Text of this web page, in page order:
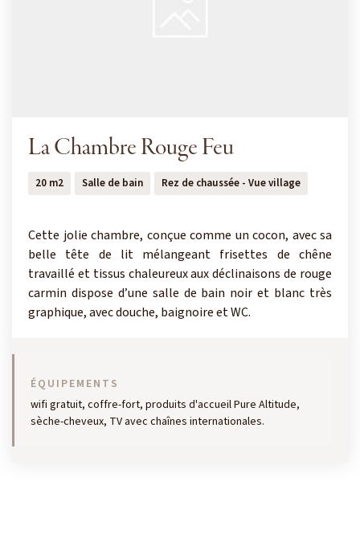
La Chambre Rouge Feu
20 m2 Salle de bain Rez de chaussée - Vue village
Cette jolie chambre, conçue comme un cocon, avec sa
belle tête de lit mélangeant frisettes de chêne
travaillé et tissus chaleureux aux déclinaisons de rouge
carmin dispose d’une salle de bain noir et blanc très
graphique, avec douche, baignoire et WC.
ÉQUIPEMENTS
wifi gratuit, coffre-fort, produits d'accueil Pure Altitude,
sèche-cheveux, TV avec chaînes internationales.